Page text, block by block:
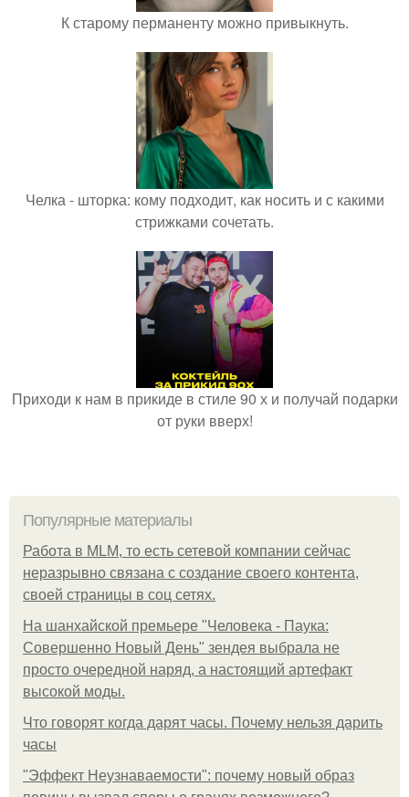
К старому перманенту можно привыкнуть.
Челка - шторка: кому подходит, как носить и с какими
стрижками сочетать.
Приходи к нам в прикиде в стиле 90 х и получай подарки
от руки вверх!
Популярные материалы
Работа в MLM, то есть сетевой компании сейчас
неразрывно связана с создание своего контента,
своей страницы в соц сетях.
На шанхайской премьере "Человека - Паука:
Совершенно Новый День" зендея выбрала не
просто очередной наряд, а настоящий артефакт
высокой моды.
Что говорят когда дарят часы. Почему нельзя дарить
часы
"Эффект Неузнаваемости": почему новый образ